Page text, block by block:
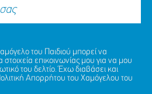
του Παιδιού μπορεί να
στοιχεία επικοινωνίας μου για να μου
του δελτίο. Έχω διαβάσει και
Πολιτική Απορρήτου του Χαμόγελου του